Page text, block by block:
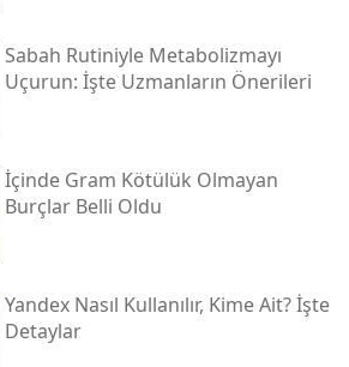
Sabah Rutiniyle Metabolizmayı
Uçurun: İşte Uzmanların Önerileri
İçinde Gram Kötülük Olmayan
Burçlar Belli Oldu
Yandex Nasıl Kullanılır, Kime Ait? İşte
Detaylar